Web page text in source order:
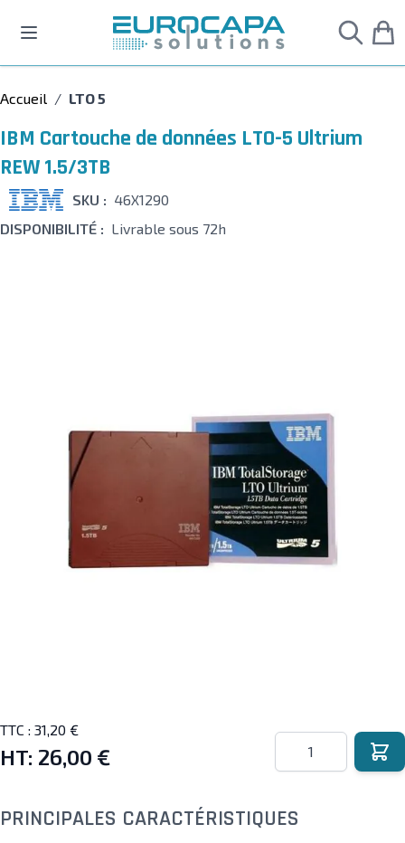
Accueil / LTO 5
IBM Cartouche de données LTO-5 Ultrium
REW 1.5/3TB
SKU : 46X1290
DISPONIBILITÉ : Livrable sous 72h
TTC : 31,20 €
HT: 26,00 €
Quantité
PRINCIPALES CARACTÉRISTIQUES